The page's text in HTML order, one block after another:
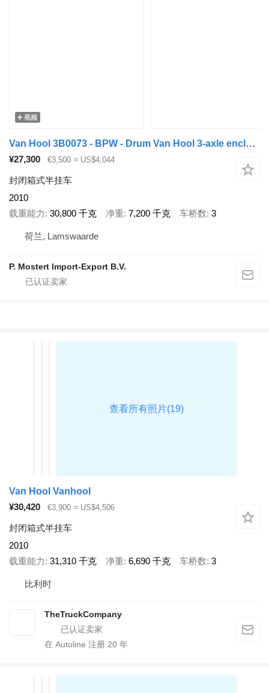
视频
Van Hool 3B0073 - BPW - Drum Van Hool 3-axle enclosed box semi-trailer -
¥27,300 €3,500 ≈ US$4,044
封闭箱式半挂车
2010
载重能力 30,800 千克 净重 7,200 千克 车桥数 3
荷兰, Lamswaarde
P. Mostert Import-Export B.V.
Van Hool Vanhool
¥30,420
€3,900 ≈ US$4,506
封闭箱式半挂车
2010
载重能力 31,310 千克 净重 6,690 千克 车桥数 3
比利时
TheTruckCompany
在 Autoline 注册 20 年